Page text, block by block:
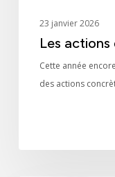
23 janvier 2026
Les
Cette année
des actions